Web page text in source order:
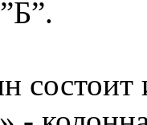
состоит